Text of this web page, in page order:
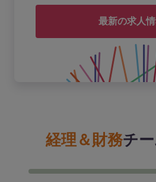
最新の求人
経理＆財務チ